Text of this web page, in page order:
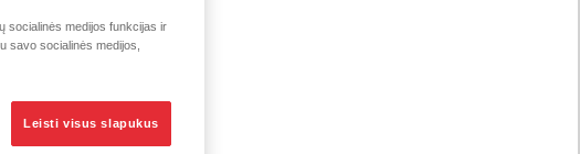
socialinės medijos funkcijas ir
savo socialinės medijos,
Leisti visus slapukus